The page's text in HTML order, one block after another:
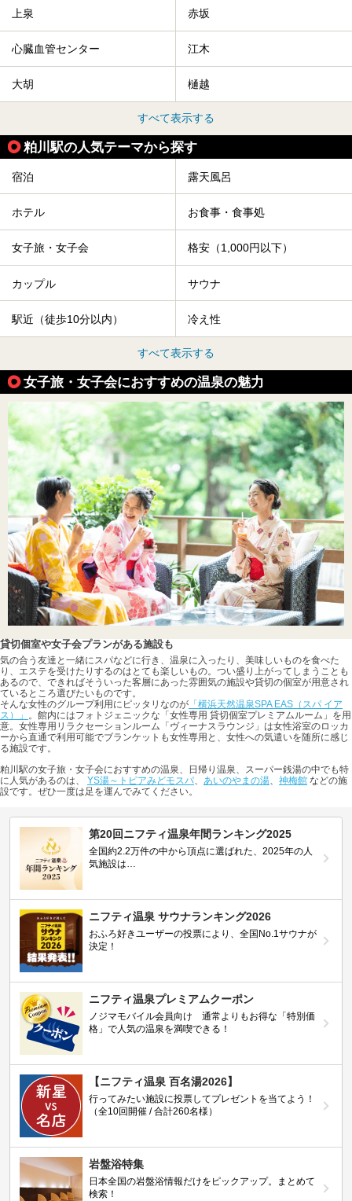
上泉 赤坂
心臓血管センター 江木
大胡 樋越
すべて表示する
粕川駅の人気テーマから探す
宿泊 露天風呂
ホテル お食事・食事処
女子旅・女子会 格安（1,000円以下）
カップル サウナ
駅近（徒歩10分以内） 冷え性
すべて表示する
女子旅・女子会におすすめの温泉の魅力
貸切個室や女子会プランがある施設も
気の合う友達と一緒にスパなどに行き、温泉に入ったり、美味しいものを食べた
り、エステを受けたりするのはとても楽しいもの。つい盛り上がってしまうことも
あるので、できればそういった客層にあった雰囲気の施設や貸切の個室が用意され
ているところ選びたいものです。
そんな女性のグループ利用にピッタリなのが 「横浜天然温泉SPA EAS（スパ イア
ス）」 。館内にはフォトジェニックな「女性専用 貸切個室プレミアムルーム」を用
意。女性専用リラクセーションルーム「ヴィーナスラウンジ」は女性浴室のロッカ
ーから直通で利用可能でブランケットも女性専用と、女性への気遣いを随所に感じ
る施設です。
粕川駅の女子旅・女子会におすすめの温泉、日帰り温泉、スーパー銭湯の中でも特
に人気があるのは、 YS湯～トピアみどモスパ、 あいのやまの湯、 神梅館 などの施
設です。ぜひ一度は足を運んでみてください。
第20回ニフティ温泉年間ランキング2025
全国約2.2万件の中から頂点に選ばれた、2025年の人
気施設は…
ニフティ温泉 サウナランキング2026
おふろ好きユーザーの投票により、全国No.1サウナが
決定！
ニフティ温泉プレミアムクーポン
ノジマモバイル会員向け 通常よりもお得な「特別価
格」で人気の温泉を満喫できる！
【ニフティ温泉 百名湯2026】
行ってみたい施設に投票してプレゼントを当てよう！
（全10回開催 / 合計260名様）
岩盤浴特集
日本全国の岩盤浴情報だけをピックアップ。まとめて
検索！